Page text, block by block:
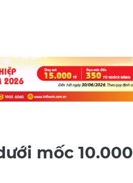
mốc 10.000